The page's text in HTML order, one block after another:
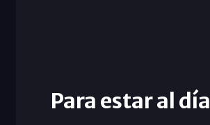
Para estar al día